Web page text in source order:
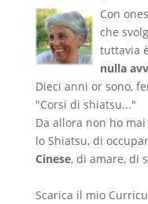
Con
che
tuttavia
nulla
Dieci anni or sono,
"Corsi di shiatsu..."
Da allora non ho
lo Shiatsu, di
Cinese, di amare, di
Scarica il mio